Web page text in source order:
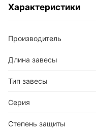
Характеристики
Производитель
Длина завесы
Тип завесы
Серия
Степень защиты